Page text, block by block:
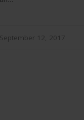
September 12, 2017